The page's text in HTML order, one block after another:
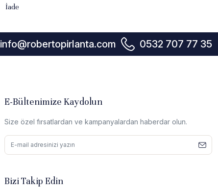
İade
info@robertopirlanta.com 0532 707 77 35
E-Bültenimize Kaydolun
Size özel fırsatlardan ve kampanyalardan haberdar olun.
Bizi Takip Edin